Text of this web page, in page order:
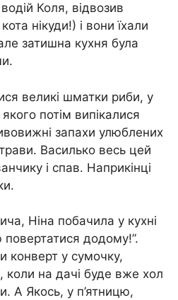
Коля, відвозив
нікуди!) і вони їхали
затишна кухня була
великі шматки риби, у
потім випікалися
запахи улюблених
Василько весь цей
і спав. Наприкінці
Ніна побачила у кухні
повертатися додому!”.
конверт у сумочку,
на дачі буде вже хол
А Якось, у п’ятницю,